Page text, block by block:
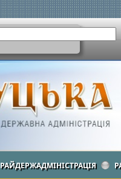
РАЙДЕРЖАДМІНІСТРАЦІЯ